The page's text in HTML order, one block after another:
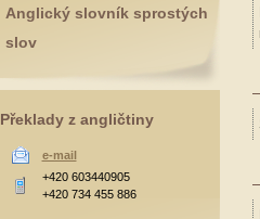
Anglický slovník sprostých
slov
Překlady z angličtiny
e-mail
+420 603440905
+420 734 455 886